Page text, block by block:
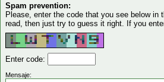
Spam prevention:
Please, enter the code that you see below
read, then just try to guess it right. If you
Enter code:
Mensaje: